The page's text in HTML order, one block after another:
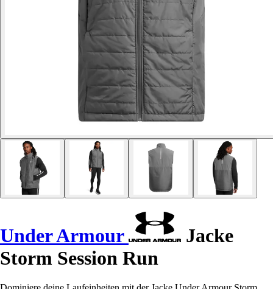
Under Armour
Jacke
Storm Session Run